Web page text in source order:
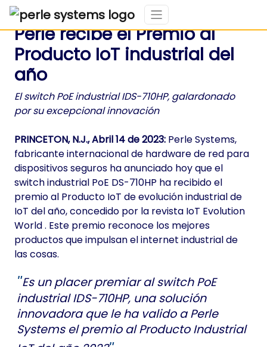
Perle recibe el Premio al
Producto IoT industrial del
año
El switch PoE industrial IDS-710HP, galardonado
por su excepcional innovación
PRINCETON, N.J., Abril 14 de 2023: Perle Systems,
fabricante internacional de hardware de red para
dispositivos seguros ha anunciado hoy que el
switch industrial PoE DS-710HP ha recibido el
premio al Producto IoT de evolución industrial de
IoT del año, concedido por la revista IoT Evolution
World . Este premio reconoce los mejores
productos que impulsan el internet industrial de
las cosas.
Es un placer premiar al switch PoE
industrial IDS-710HP, una solución
innovadora que le ha valido a Perle
Systems el premio al Producto Industrial